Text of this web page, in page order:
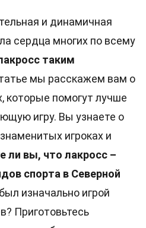
и динамичная
сердца многих по всему
таким
мы расскажем вам о
которые помогут лучше
игру. Вы узнаете о
игроках и
ли вы, что лакросс –
спорта в Северной
изначально игрой
Приготовьтесь